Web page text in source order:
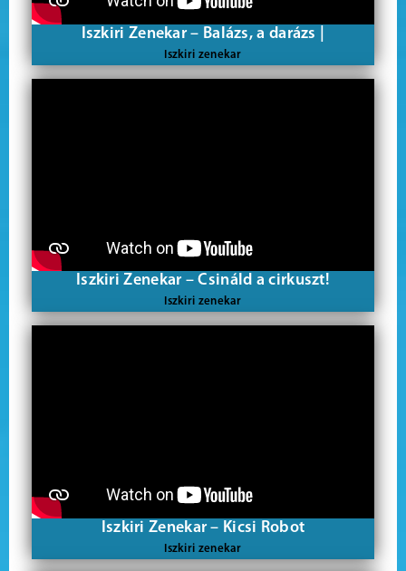
Iszkiri Zenekar – Balázs, a darázs |
Iszkiri zenekar
Iszkiri Zenekar – Csináld a cirkuszt!
Iszkiri zenekar
Iszkiri Zenekar – Kicsi Robot
Iszkiri zenekar